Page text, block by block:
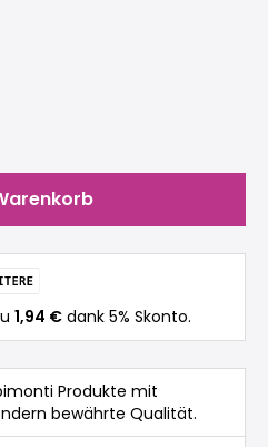
Wert ein oder
1,94 € dank 5% Skonto.
Produkte mit
bewährte Qualität.